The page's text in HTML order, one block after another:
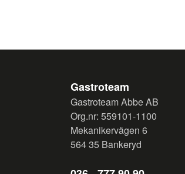
Gastroteam
Gastroteam Abbe AB
Org.nr: 559101-1100
Mekanikervägen 6
564 35 Bankeryd